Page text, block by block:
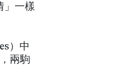
」一樣
）中
兩駒